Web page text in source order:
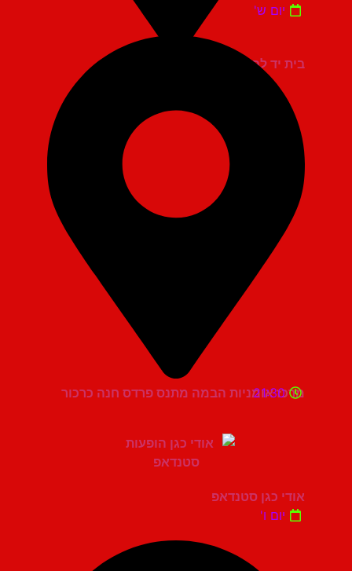
בית יד לבנים אשדוד
יום ש'
מרכז אומניות הבמה מתנס פרדס חנה כרכור
21:30
אודי כגן סטנדאפ
יום ו'